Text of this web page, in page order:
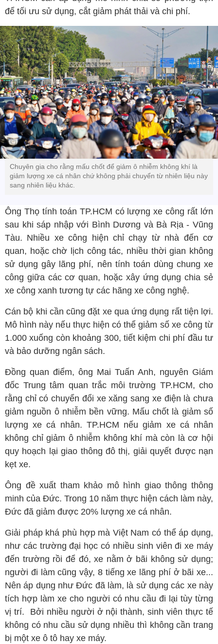
để tối ưu sử dụng, cắt giảm phát thải và chi phí.
Chuyên gia cho rằng mấu chốt để giảm ô nhiễm không khí là
giảm lượng xe cá nhân chứ không phải chuyển từ nhiên liệu này
sang nhiên liệu khác.
Ông Thọ tính toán TP.HCM có lượng xe công rất lớn
sau khi sáp nhập với Bình Dương và Bà Rịa - Vũng
Tàu. Nhiều xe công hiện chỉ chạy từ nhà đến cơ
quan, hoặc chờ lịch công tác, nhiều thời gian không
sử dụng gây lãng phí, nên tính toán dùng chung xe
công giữa các cơ quan, hoặc xây ứng dụng chia sẻ
xe công xanh tương tự các hãng xe công nghệ.
Cán bộ khi cần cũng đặt xe qua ứng dụng rất tiện lợi.
Mô hình này nếu thực hiện có thể giảm số xe công từ
1.000 xuống còn khoảng 300, tiết kiệm chi phí đầu tư
và bảo dưỡng ngân sách.
Đồng quan điểm, ông Mai Tuấn Anh, nguyên Giám
đốc Trung tâm quan trắc môi trường TP.HCM, cho
rằng chỉ có chuyển đổi xe xăng sang xe điện là chưa
giảm nguồn ô nhiễm bền vững. Mấu chốt là giảm số
lượng xe cá nhân. TP.HCM nếu giảm xe cá nhân
không chỉ giảm ô nhiễm không khí mà còn là cơ hội
quy hoạch lại giao thông đô thị, giải quyết được nạn
kẹt xe.
Ông đề xuất tham khảo mô hình giao thông thông
minh của Đức. Trong 10 năm thực hiện cách làm này,
Đức đã giảm được 20% lượng xe cá nhân.
Giải pháp khá phù hợp mà Việt Nam có thể áp dụng,
như các trường đại học có nhiều sinh viên đi xe máy
đến trường rồi để đó, xe nằm ở bãi không sử dụng;
người đi làm cũng vậy, 8 tiếng xe lãng phí ở bãi xe...
Nên áp dụng như Đức đã làm, là sử dụng các xe này
tích hợp làm xe cho người có nhu cầu đi lại tùy từng
vị trí. Bởi nhiều người ở nội thành, sinh viên thực tế
không có nhu cầu sử dụng nhiều thì không cần trang
bị một xe ô tô hay xe máy.